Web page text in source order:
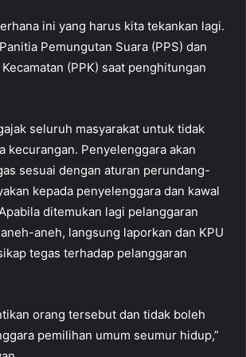
ini yang harus kita tekankan lagi.
Pemungutan Suara (PPS) dan
(PPK) saat penghitungan
seluruh masyarakat untuk tidak
kecurangan. Penyelenggara akan
sesuai dengan aturan perundang-
kepada penyelenggara dan kawal
ditemukan lagi pelanggaran
aneh, langsung laporkan dan KPU
tegas terhadap pelanggaran
orang tersebut dan tidak boleh
pemilihan umum seumur hidup,”